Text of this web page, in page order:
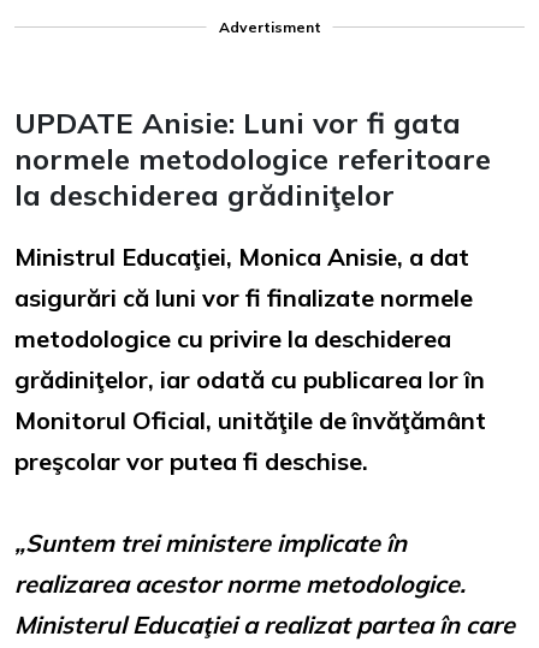
Advertisment
UPDATE Anisie: Luni vor fi gata
normele metodologice referitoare
la deschiderea grădiniţelor
Ministrul Educaţiei, Monica Anisie, a dat
asigurări că luni vor fi finalizate normele
metodologice cu privire la deschiderea
grădiniţelor, iar odată cu publicarea lor în
Monitorul Oficial, unităţile de învăţământ
preşcolar vor putea fi deschise.
„Suntem trei ministere implicate în
realizarea acestor norme metodologice.
Ministerul Educaţiei a realizat partea în care